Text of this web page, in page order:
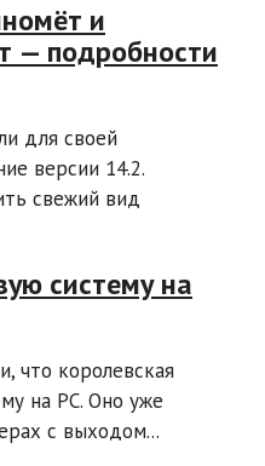
и
— подробности
для своей
версии 14.2.
свежий вид
систему на
что королевская
на PC. Оно уже
с выходом...